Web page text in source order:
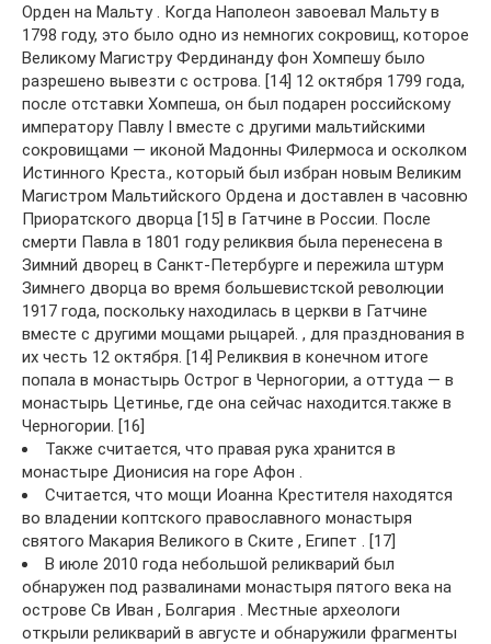
Орден на Мальту . Когда Наполеон завоевал Мальту в
1798 году, это было одно из немногих сокровищ, которое
Великому Магистру Фердинанду фон Хомпешу было
разрешено вывезти с острова. [14] 12 октября 1799 года,
после отставки Хомпеша, он был подарен российскому
императору Павлу I вместе с другими мальтийскими
сокровищами — иконой Мадонны Филермоса и осколком
Истинного Креста., который был избран новым Великим
Магистром Мальтийского Ордена и доставлен в часовню
Приоратского дворца [15] в Гатчине в России. После
смерти Павла в 1801 году реликвия была перенесена в
Зимний дворец в Санкт-Петербурге и пережила штурм
Зимнего дворца во время большевистской революции
1917 года, поскольку находилась в церкви в Гатчине
вместе с другими мощами рыцарей. , для празднования в
их честь 12 октября. [14] Реликвия в конечном итоге
попала в монастырь Острог в Черногории, а оттуда — в
монастырь Цетинье, где она сейчас находится.также в
Черногории. [16]
Также считается, что правая рука хранится в
монастыре Дионисия на горе Афон .
Считается, что мощи Иоанна Крестителя находятся
во владении коптского православного монастыря
святого Макария Великого в Ските , Египет . [17]
В июле 2010 года небольшой реликварий был
обнаружен под развалинами монастыря пятого века на
острове Св Иван , Болгария . Местные археологи
открыли реликварий в августе и обнаружили фрагменты